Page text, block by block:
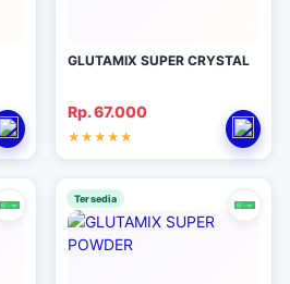
GLUTAMIX SUPER CRYSTAL
Rp. 67.000
Tersedia